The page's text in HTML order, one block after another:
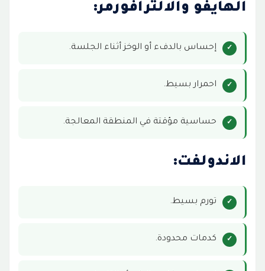
الهايفو والالترافورمر:
إحساس بالدفء أو الوخز أثناء الجلسة.
احمرار بسيط.
حساسية مؤقتة في المنطقة المعالجة.
الاندولفت:
تورم بسيط.
كدمات محدودة.